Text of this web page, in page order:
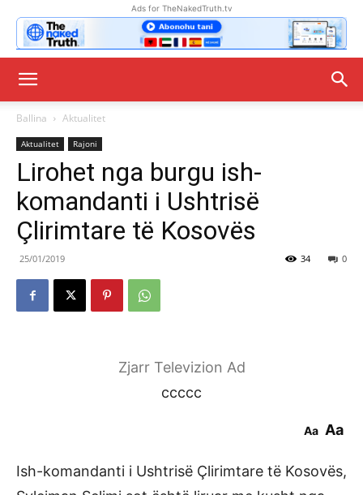
Ads for TheNakedTruth.tv
Ballina Aktualitet
Aktualitet Rajoni
Lirohet nga burgu ish-
komandanti i Ushtrisë
Çlirimtare të Kosovës
25/01/2019 0
34
Zjarr Televizion Ad
ccccc
Aa Aa
Ish-komandanti i Ushtrisë Çlirimtare të Kosovës,